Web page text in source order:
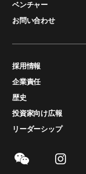
ベンチャー
お問い合わせ
採用情報
企業責任
歴史
投資家向け広報
リーダーシップ